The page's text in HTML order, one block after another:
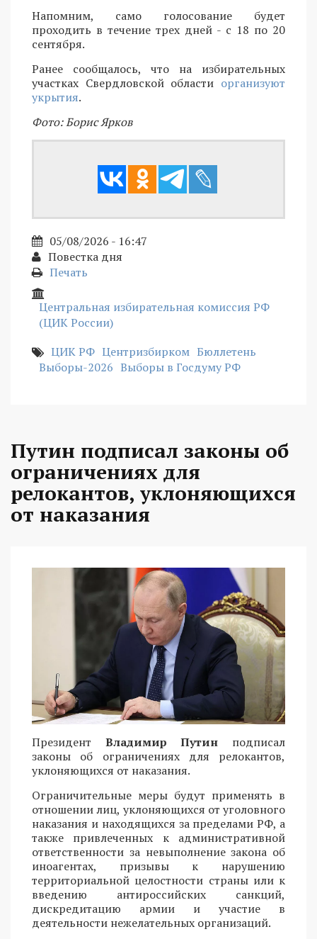
Напомним, само голосование будет
проходить в течение трех дней - с 18 по 20
сентября.
Ранее сообщалось, что на избирательных
участках Свердловской области организуют
укрытия.
Фото: Борис Ярков
05/08/2026 - 16:47
Повестка дня
Печать
Центральная избирательная комиссия РФ
(ЦИК России)
ЦИК РФ Центризбирком Бюллетень
Выборы-2026 Выборы в Госдуму РФ
Путин подписал законы об
ограничениях для
релокантов, уклоняющихся
от наказания
Президент Владимир Путин подписал
законы об ограничениях для релокантов,
уклоняющихся от наказания.
Ограничительные меры будут применять в
отношении лиц, уклоняющихся от уголовного
наказания и находящихся за пределами РФ, а
также привлеченных к административной
ответственности за невыполнение закона об
иноагентах, призывы к нарушению
территориальной целостности страны или к
введению антироссийских санкций,
дискредитацию армии и участие в
деятельности нежелательных организаций.